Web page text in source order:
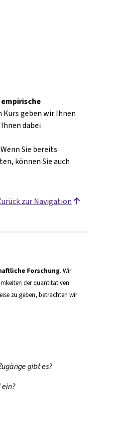
empirische
Kurs geben wir Ihnen
dabei
Sie bereits
können Sie auch
zur Navigation
Forschung. Wir
der quantitativen
zu geben, betrachten wir
gibt es?
ein?